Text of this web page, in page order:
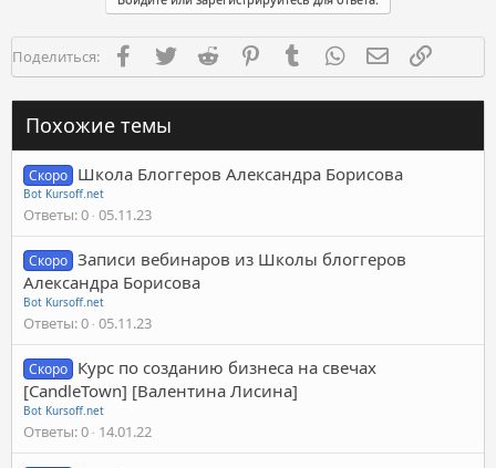
Поделиться: FacebookTwitter Reddit PinterestTumblr WhatsAppЭлектронная
Похожие темы
Скоро Школа Блоггеров Александра Борисова
Bot Kursoff.net
Ответы 0 05.11.23
Скоро Записи вебинаров из Школы блоггеров
Александра Борисова
Bot Kursoff.net
Ответы 0 05.11.23
Скоро Курс по созданию бизнеса на свечах
[CandleTown] [Валентина Лисина]
Bot Kursoff.net
Ответы 0 14.01.22